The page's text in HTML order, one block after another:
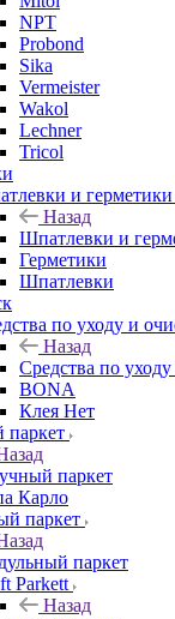
NPT
Probond
Sika
Vermeister
Wakol
Lechner
Tricol
и герметики
Назад
Шпатлевки и
Герметики
Шпатлевки
по уходу и
Назад
Средства по
BONA
Клея Нет
паркет
Карло
паркет
паркет
Parkett
Назад